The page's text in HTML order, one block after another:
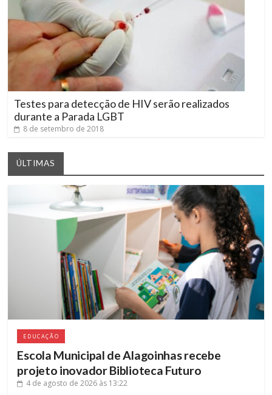
Testes para detecção de HIV serão realizados
durante a Parada LGBT
8 de setembro de 2018
ÚLTIMAS
EDUCAÇÃO
Escola Municipal de Alagoinhas recebe
projeto inovador Biblioteca Futuro
4 de agosto de 2026 às 13:22